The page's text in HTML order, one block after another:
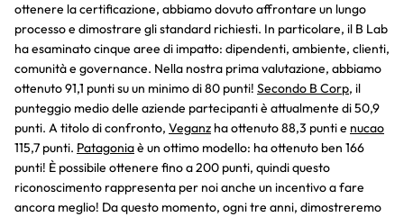
ottenere la certificazione, abbiamo dovuto affrontare un lungo
processo e dimostrare gli standard richiesti. In particolare, il B Lab
ha esaminato cinque aree di impatto: dipendenti, ambiente, clienti,
comunità e governance. Nella nostra prima valutazione, abbiamo
ottenuto 91,1 punti su un minimo di 80 punti! Secondo B Corp, il
punteggio medio delle aziende partecipanti è attualmente di 50,9
punti. A titolo di confronto, Veganz ha ottenuto 88,3 punti e nucao
115,7 punti. Patagoniaè un ottimo modello: ha ottenuto ben 166
punti! È possibile ottenere fino a 200 punti, quindi questo
riconoscimento rappresenta per noi anche un incentivo a fare
ancora meglio! Da questo momento, ogni tre anni, dimostreremo